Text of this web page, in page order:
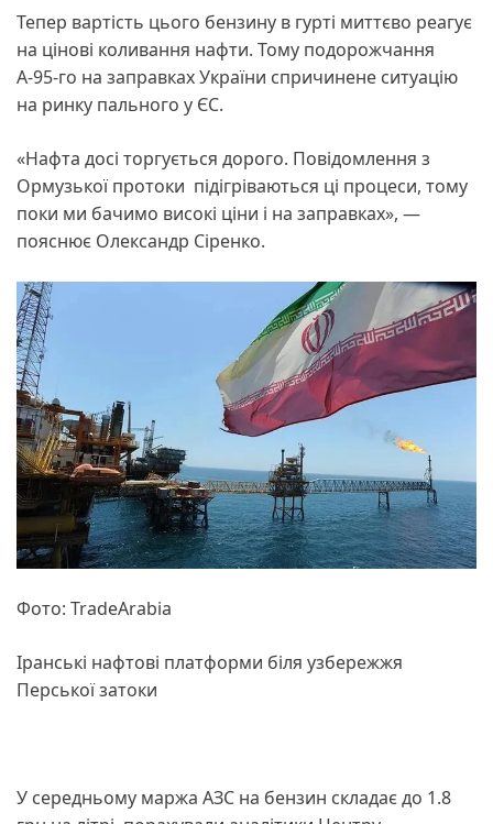
Тепер вартість цього бензину в гурті миттєво реагує
на цінові коливання нафти. Тому подорожчання
А-95-го на заправках України спричинене ситуацію
на ринку пального у ЄС.
«Нафта досі торгується дорого. Повідомлення з
Ормузької протоки підігріваються ці процеси, тому
поки ми бачимо високі ціни і на заправках», —
пояснює Олександр Сіренко.
Фото: TradeArabia
Іранські нафтові платформи біля узбережжя
Перської затоки
У середньому маржа АЗС на бензин складає до 1.8